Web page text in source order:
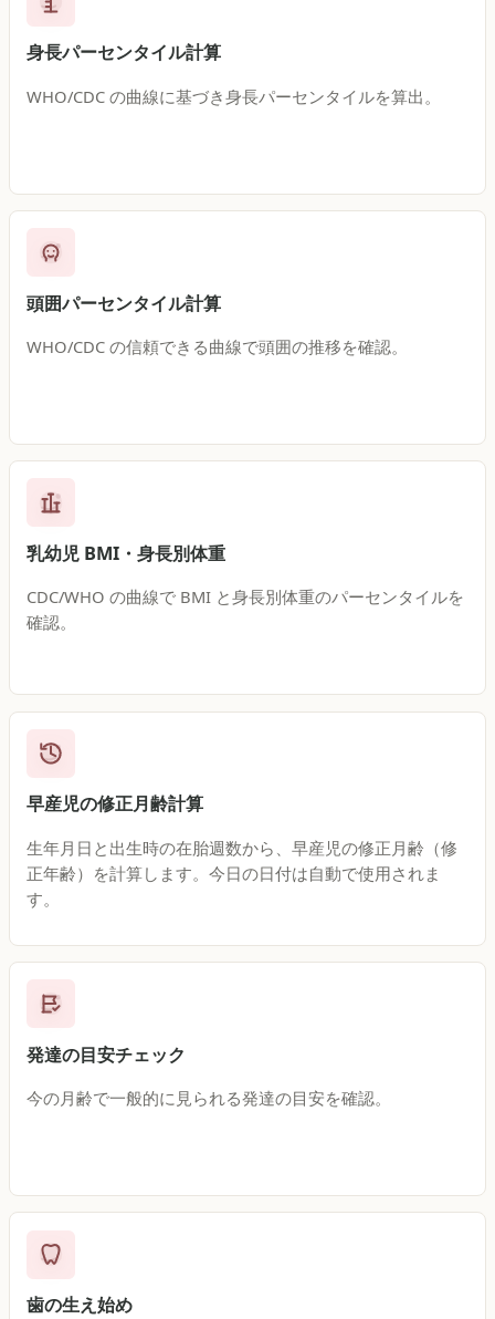
身長パーセンタイル計算
WHO/CDC の曲線に基づき身長パーセンタイルを算出。
頭囲パーセンタイル計算
WHO/CDC の信頼できる曲線で頭囲の推移を確認。
乳幼児 BMI・身長別体重
CDC/WHO の曲線で BMI と身長別体重のパーセンタイルを
確認。
早産児の修正月齢計算
生年月日と出生時の在胎週数から、早産児の修正月齢（修
正年齢）を計算します。今日の日付は自動で使用されま
す。
発達の目安チェック
今の月齢で一般的に見られる発達の目安を確認。
歯の生え始め